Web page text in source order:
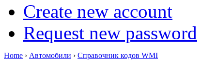
Create new account
Request new password
Home › Автомобили › Справочник кодов WMI